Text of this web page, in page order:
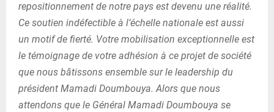
repositionnement de notre pays est devenu une réalité.
Ce soutien indéfectible à l’échelle nationale est aussi
un motif de fierté. Votre mobilisation exceptionnelle est
le témoignage de votre adhésion à ce projet de société
que nous bâtissons ensemble sur le leadership du
président Mamadi Doumbouya. Alors que nous
attendons que le Général Mamadi Doumbouya se